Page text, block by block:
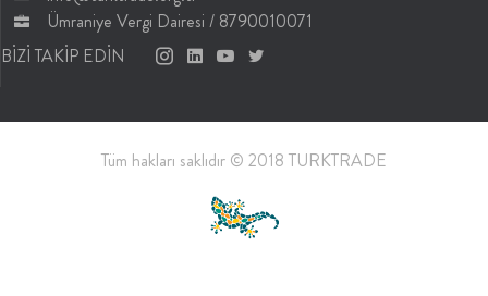
Ümraniye Vergi Dairesi / 8790010071
BİZİ TAKİP EDİN
Tüm hakları saklıdır © 2018 TURKTRADE